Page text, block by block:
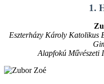
1.
Eszterházy Károly Katolikus
Alapfokú Művészeti